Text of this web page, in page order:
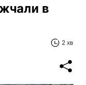
в
2 хв